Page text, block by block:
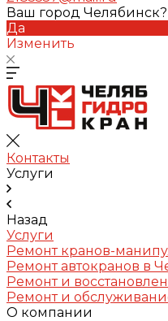
Ваш город Челябинск?
Да
Изменить
Контакты
Услуги
Назад
Услуги
Ремонт кранов-
Ремонт автокранов в
Ремонт и
Ремонт и
О компании